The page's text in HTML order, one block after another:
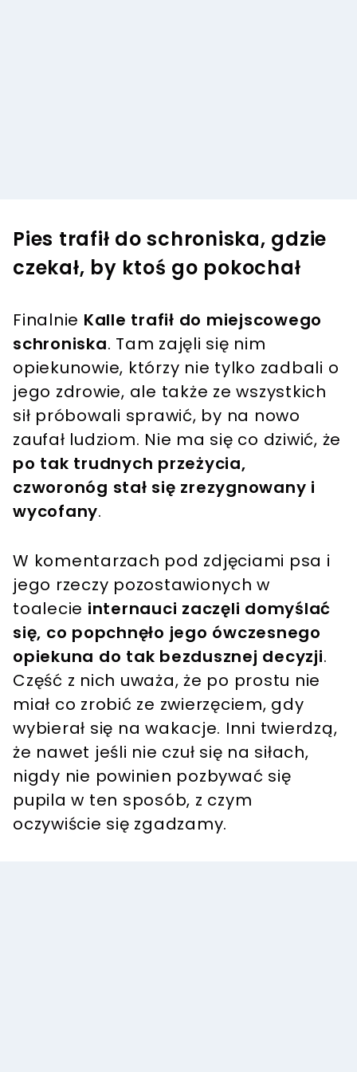
Pies trafił do schroniska, gdzie
czekał, by ktoś go pokochał
Finalnie Kalle trafił do miejscowego
schroniska. Tam zajęli się nim
opiekunowie, którzy nie tylko zadbali o
jego zdrowie, ale także ze wszystkich
sił próbowali sprawić, by na nowo
zaufał ludziom. Nie ma się co dziwić, że
po tak trudnych przeżycia,
czworonóg stał się zrezygnowany i
wycofany.
W komentarzach pod zdjęciami psa i
jego rzeczy pozostawionych w
toalecie internauci zaczęli domyślać
się, co popchnęło jego ówczesnego
opiekuna do tak bezdusznej decyzji.
Część z nich uważa, że po prostu nie
miał co zrobić ze zwierzęciem, gdy
wybierał się na wakacje. Inni twierdzą,
że nawet jeśli nie czuł się na siłach,
nigdy nie powinien pozbywać się
pupila w ten sposób, z czym
oczywiście się zgadzamy.